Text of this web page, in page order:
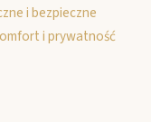
i bezpieczne
i prywatność